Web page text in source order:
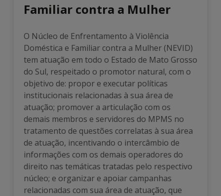
Familiar contra a Mulher
O Núcleo de Enfrentamento à Violência
Doméstica e Familiar contra a Mulher (NEVID)
tem atuação em todo o Estado de Mato Grosso
do Sul, respeitado o promotor natural, com o
objetivo de: propor e executar políticas
institucionais relacionadas à sua área de
atuação; promover a articulação com os
demais membros e servidores do MPMS no
tratamento de questões correlatas à sua área
de atuação, incentivando o intercâmbio de
informações com os demais operadores do
direito nas temáticas tratadas pelo respectivo
núcleo; e organizar e apoiar campanhas
relacionadas com sua área de atuação, que